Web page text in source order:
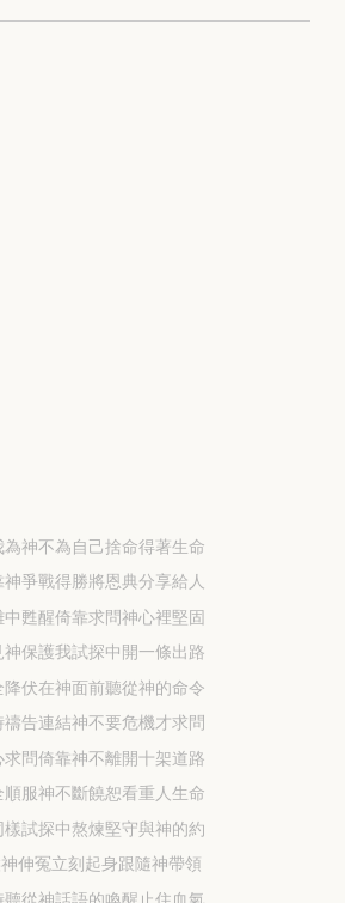
為神不為自己捨命得著生命
神爭戰得勝將恩典分享給人
中甦醒倚靠求問神心裡堅固
神保護我試探中開一條出路
降伏在神面前聽從神的命令
禱告連結神不要危機才求問
求問倚靠神不離開十架道路
順服神不斷饒恕看重人生命
樣試探中熬煉堅守與神的約
神伸冤立刻起身跟隨神帶領